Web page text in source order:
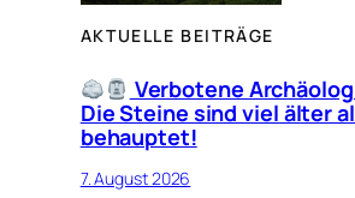
AKTUELLE BEITRÄGE
Verbotene
Die Steine sind viel älter
behauptet!
7. August 2026